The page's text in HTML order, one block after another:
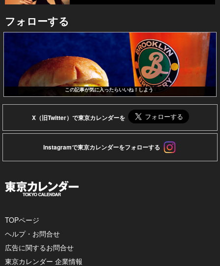
フォローする
この記事が気に入ったらいいね！しよう
X（旧Twitter）で東京カレンダーを
Instagramで東京カレンダーをフォローする
TOPページ
ヘルプ・お問合せ
広告に関するお問合せ
東京カレンダー 企業情報